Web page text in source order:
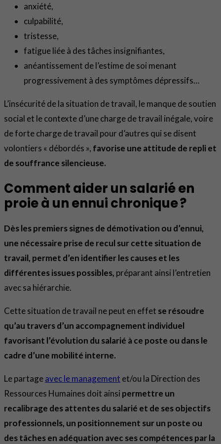
anxiété,
culpabilité,
tristesse,
fatigue liée à des tâches insignifiantes,
anéantissement de l’estime de soi menant
progressivement à des symptômes dépressifs…
L’insécurité de la situation de travail, le manque de soutien
social et le contexte d’une charge de travail inégale, voire
de forte charge de travail pour d’autres qui se disent
volontiers « débordés », favorise une attitude de repli et
de souffrance silencieuse.
Comment aider un salarié en
proie à un ennui chronique ?
Dès les premiers signes de démotivation ou d’ennui,
une nécessaire prise de recul sur cette situation de
travail, permet d’en identifier les causes et les
différentes issues possibles, préparant ainsi l’entretien
avec sa hiérarchie.
Cette situation de travail ne peut en effet se résoudre
qu’au travers d’un accompagnement individuel
favorisant l’évolution du salarié à ce poste ou dans le
cadre d’une mobilité interne.
Le partageavec le management et/ou la Direction des
Ressources Humaines doit ainsi permettre un
recalibrage des attentes du salarié et de ses objectifs
professionnels, un positionnement sur un poste ou
des tâches en adéquation avec ses compétences par la